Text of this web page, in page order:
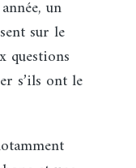
un
sur le
questions
s’ils ont le